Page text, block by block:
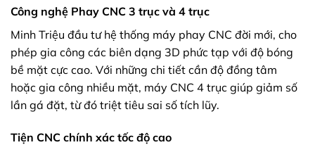
Công nghệ Phay CNC 3 trục và 4 trục
Minh Triệu đầu tư hệ thống máy phay CNC đời mới, cho
phép gia công các biên dạng 3D phức tạp với độ bóng
bề mặt cực cao. Với những chi tiết cần độ đồng tâm
hoặc gia công nhiều mặt, máy CNC 4 trục giúp giảm số
lần gá đặt, từ đó triệt tiêu sai số tích lũy.
Tiện CNC chính xác tốc độ cao